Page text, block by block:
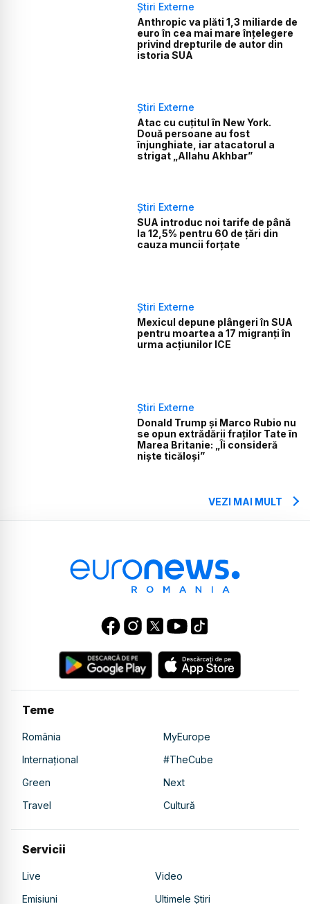
Știri Externe
Anthropic va plăti 1,3 miliarde de
euro în cea mai mare înțelegere
privind drepturile de autor din
istoria SUA
Știri Externe
Atac cu cuțitul în New York.
Două persoane au fost
înjunghiate, iar atacatorul a
strigat „Allahu Akhbar”
Știri Externe
SUA introduc noi tarife de până
la 12,5% pentru 60 de țări din
cauza muncii forțate
Știri Externe
Mexicul depune plângeri în SUA
pentru moartea a 17 migranți în
urma acțiunilor ICE
Știri Externe
Donald Trump și Marco Rubio nu
se opun extrădării fraților Tate în
Marea Britanie: „Îi consideră
niște ticăloși”
VEZI MAI MULT
Teme
România
MyEurope
Internațional
#TheCube
Green
Next
Travel
Cultură
Servicii
Live
Video
Emisiuni
Ultimele Știri